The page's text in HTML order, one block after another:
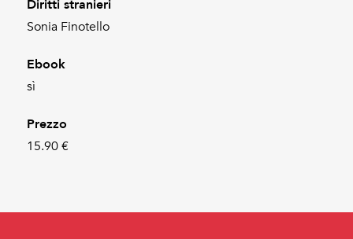
Diritti stranieri
Sonia Finotello
Ebook
sì
Prezzo
15.90 €